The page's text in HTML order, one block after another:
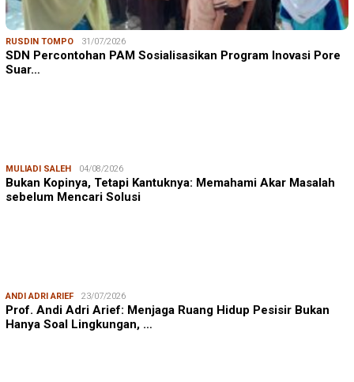
RUSDIN TOMPO 31/07/2026
SDN Percontohan PAM Sosialisasikan Program Inovasi Pore
Suar…
MULIADI SALEH 04/08/2026
Bukan Kopinya, Tetapi Kantuknya: Memahami Akar Masalah
sebelum Mencari Solusi
ANDI ADRI ARIEF 23/07/2026
Prof. Andi Adri Arief: Menjaga Ruang Hidup Pesisir Bukan
Hanya Soal Lingkungan, …